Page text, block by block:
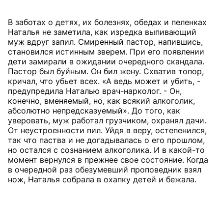
В заботах о детях, их болезнях, обедах и пеленках
Наталья не заметила, как изредка выпивающий
муж вдруг запил. Смиренный пастор, напившись,
становился истинным зверем. При его появлении
дети замирали в ожидании очередного скандала.
Пастор был буйным. Он бил жену. Схватив топор,
кричал, что убьет всех. «А ведь может и убить, -
предупредила Наталью врач-нарколог. - Он,
конечно, вменяемый, но, как всякий алкоголик,
абсолютно непредсказуемый». До того, как
уверовать, муж работал грузчиком, охранял дачи.
От неустроенности пил. Уйдя в веру, остепенился,
так что паства и не догадывалась о его прошлом,
но остался с сознанием алкоголика. И в какой-то
момент вернулся в прежнее свое состояние. Когда
в очередной раз обезумевший проповедник взял
нож, Наталья собрала в охапку детей и бежала.